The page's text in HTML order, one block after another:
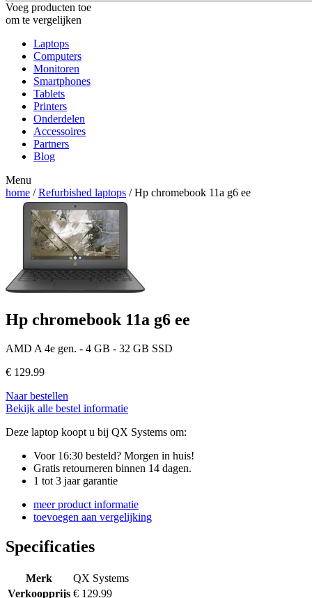
Voeg producten toe
om te vergelijken
Laptops
Computers
Monitoren
Smartphones
Tablets
Printers
Onderdelen
Accessoires
Partners
Blog
Menu
home /Refurbished laptops / Hp chromebook 11a g6 ee
Hp chromebook 11a g6 ee
AMD A 4e gen. - 4 GB - 32 GB SSD
€ 129.99
Naar bestellen
Bekijk alle bestel informatie
Deze laptop koopt u bij QX Systems om:
Voor 16:30 besteld? Morgen in huis!
Gratis retourneren binnen 14 dagen.
1 tot 3 jaar garantie
meer product informatie
toevoegen aan vergelijking
Specificaties
Merk
QX Systems
Verkoopprijs € 129.99